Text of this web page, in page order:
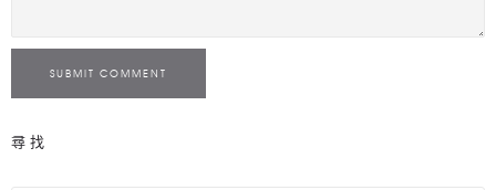
SUBMIT COMMENT
尋找